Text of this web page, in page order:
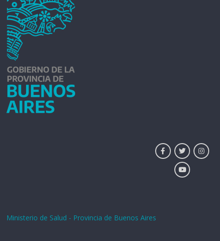
Ministerio de Salud - Provincia de Buenos Aires